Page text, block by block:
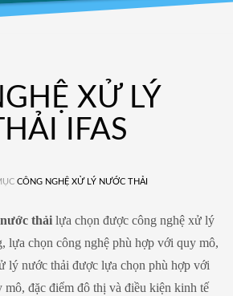
XỬ LÝ
IFAS
CÔNG NGHỆ XỬ LÝ NƯỚC THẢI
thải lựa chọn được công nghệ xử lý
lựa chọn công nghệ phù hợp với quy mô,
lý nước thải được lựa chọn phù hợp với
đặc điểm đô thị và điều kiện kinh tế